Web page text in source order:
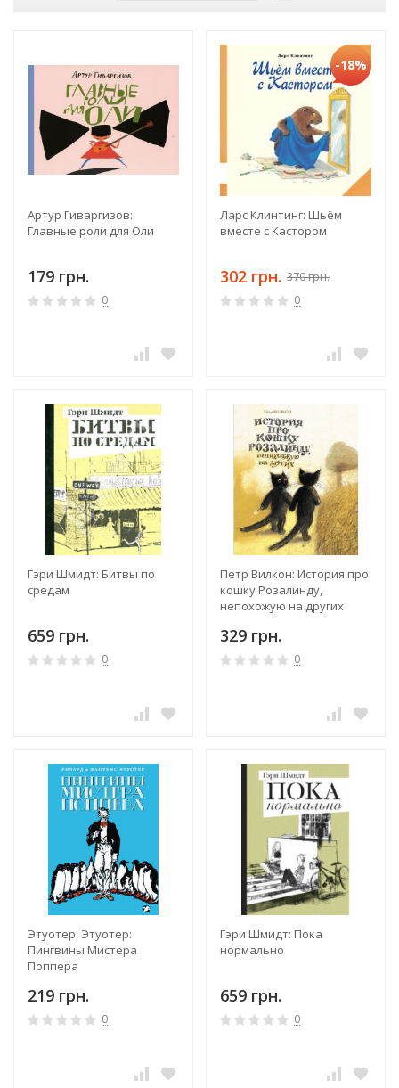
Артур Гиваргизов:
Главные роли для Оли
179 грн.
0
-18%
Ларс Клинтинг: Шьём
вместе с Кастором
302 грн. 370 грн.
0
Гэри Шмидт: Битвы по
средам
659 грн.
0
Петр Вилкон: История про
кошку Розалинду,
непохожую на других
329 грн.
0
Этуотер, Этуотер:
Пингвины Мистера
Поппера
219 грн.
0
Гэри Шмидт: Пока
нормально
659 грн.
0